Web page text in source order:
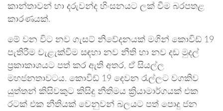
කාන්තාවන් හා දරුවන්ද හිංසනයට ලක් වීම බරපතළ
කාරණයක්.
මේ වන විට නව ගැසට් නිවේදනයක් මගින් කොවිඩ් 19
පැතිරීම වැළැක්වීම සඳහා නව නීති හා නව දඩ මුදල්
ප්‍රකාකාශයට පත් කර ඇති අතර, ඒ සියල්ල
මහජනතාවටය. කොවිඩ් 19 දෙවන රැල්ලට වගකිව
යුත්තන් කිසිවකුට කිසිදු නීතිමය ක්‍රියාමාර්ගයක් එක
රටක් එක නීතියක් වෙනුවන් බලයට පත් පොදු ජන